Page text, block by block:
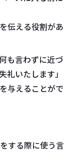
伝える役割があ
も言わずに近づ
礼いたします」
与えることがで
する際に使う言